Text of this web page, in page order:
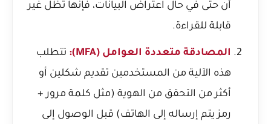
أن حتى في حال اعتراض البيانات، فإنها تظل غير
قابلة للقراءة.
المصادقة متعددة العوامل (MFA):
تتطلب
هذه الآلية من المستخدمين تقديم شكلين أو
أكثر من التحقق من الهوية (مثل كلمة مرور +
رمز يتم إرساله إلى الهاتف) قبل الوصول إلى